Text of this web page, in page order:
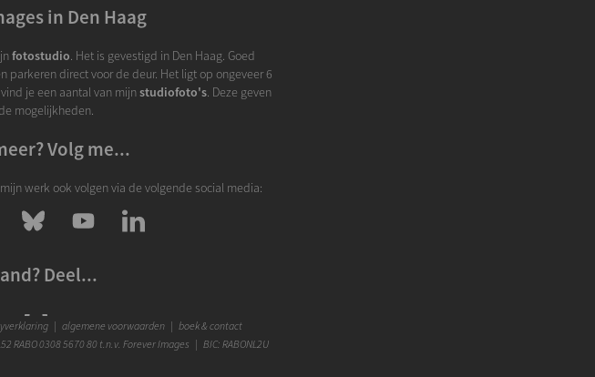
in Den Haag
fotostudio. Het is gevestigd in Den Haag. Goed
parkeren direct voor de deur. Het ligt op ongeveer 6
je een aantal van mijnstudiofoto's. Deze geven
mogelijkheden.
Volg me...
werk ook volgen via de volgende social media:
Deel...
| algemene voorwaarden | boek & contact
0308 5670 80 t.n.v. Forever Images | BIC: RABONL2U